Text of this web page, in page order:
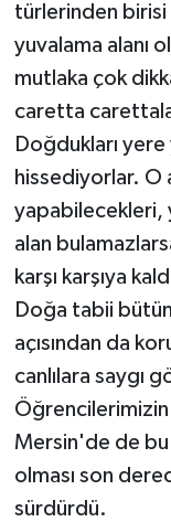
türlerinden
yuvalama alanı
mutlaka çok
caretta
Doğdukları
hissediyorlar. O
yapabilecekleri,
alan
karşı karşıya
Doğa tabii bütün
açısından da
canlılara saygı
Öğrencilerimizin
Mersin'de de bu
olması son
sürdürdü.